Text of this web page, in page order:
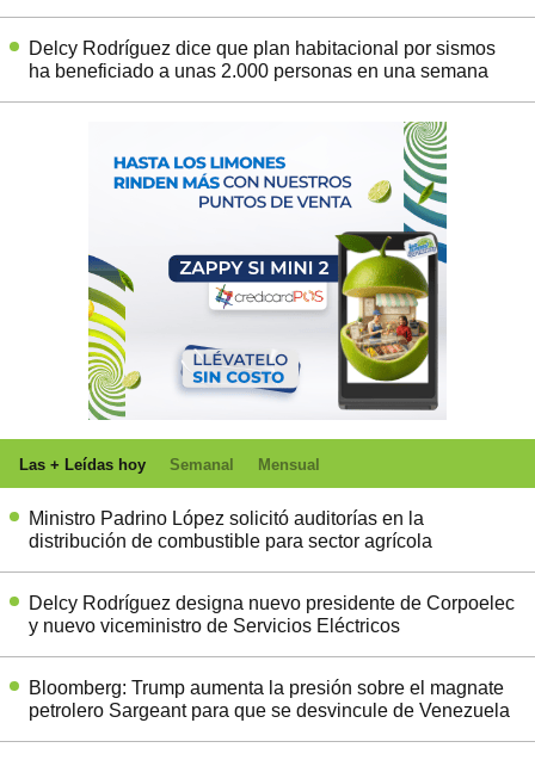
Delcy Rodríguez dice que plan habitacional por sismos
ha beneficiado a unas 2.000 personas en una semana
Las + Leídas hoy Semanal Mensual
Ministro Padrino López solicitó auditorías en la
distribución de combustible para sector agrícola
Delcy Rodríguez designa nuevo presidente de Corpoelec
y nuevo viceministro de Servicios Eléctricos
Bloomberg: Trump aumenta la presión sobre el magnate
petrolero Sargeant para que se desvincule de Venezuela